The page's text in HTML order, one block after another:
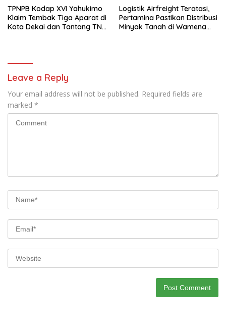
TPNPB Kodap XVI Yahukimo
Klaim Tembak Tiga Aparat di
Kota Dekai dan Tantang TNI-
Logistik Airfreight Teratasi,
Pertamina Pastikan Distribusi
Minyak Tanah di Wamena
Leave a Reply
Your email address will not be published. Required fields are
marked *